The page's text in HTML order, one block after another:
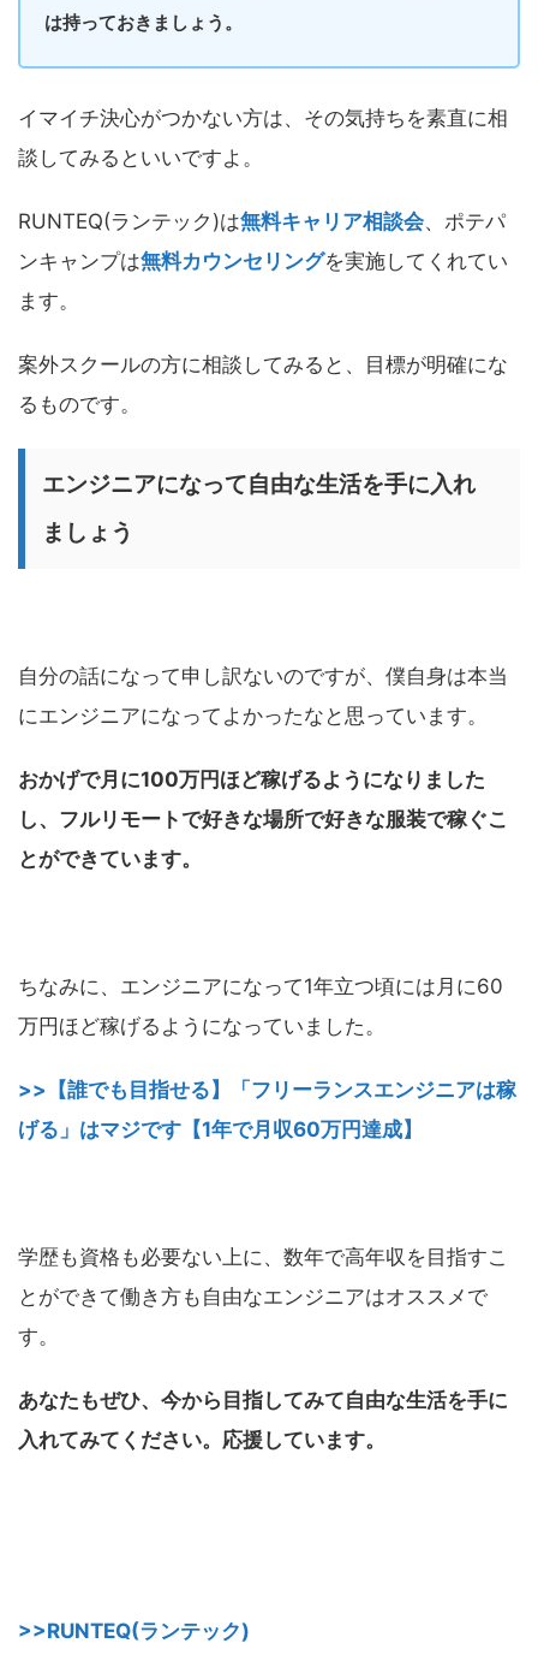
は持っておきましょう。
イマイチ決心がつかない方は、その気持ちを素直に相
談してみるといいですよ。
RUNTEQ(ランテック)は無料キャリア相談会、ポテパ
ンキャンプは無料カウンセリングを実施してくれてい
ます。
案外スクールの方に相談してみると、目標が明確にな
るものです。
エンジニアになって自由な生活を手に入れ
ましょう
自分の話になって申し訳ないのですが、僕自身は本当
にエンジニアになってよかったなと思っています。
おかげで月に100万円ほど稼げるようになりました
し、フルリモートで好きな場所で好きな服装で稼ぐこ
とができています。
ちなみに、エンジニアになって1年立つ頃には月に60
万円ほど稼げるようになっていました。
>>【誰でも目指せる】「フリーランスエンジニアは稼
げる」はマジです【1年で月収60万円達成】
学歴も資格も必要ない上に、数年で高年収を目指すこ
とができて働き方も自由なエンジニアはオススメで
す。
あなたもぜひ、今から目指してみて自由な生活を手に
入れてみてください。応援しています。
>>RUNTEQ(ランテック)